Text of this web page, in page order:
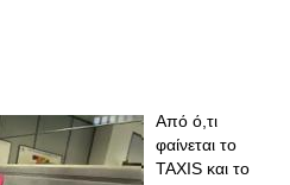
Από ό,τι
φαίνεται το
TAXIS και το